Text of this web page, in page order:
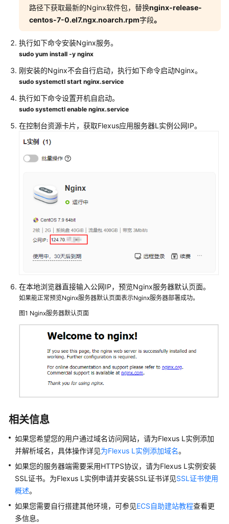
路径下获取最新的Nginx软件包，替换nginx-release-
centos-7-0.el7.ngx.noarch.rpm字段。
执行如下命令安装Nginx服务。
sudo yum install -y nginx
刚安装的Nginx不会自行启动，执行如下命令启动Nginx。
sudo systemctl start nginx.service
执行如下命令设置开机自启动。
sudo systemctl enable nginx.service
在控制台资源卡片，获取Flexus应用服务器L实例公网IP。
在本地浏览器直接输入公网IP，预览Nginx服务器默认页面。
如果能正常预览Nginx服务器默认页面表示Nginx服务器部署成功。
图1 Nginx服务器默认页面
相关信息
如果您希望您的用户通过域名访问网站，请为Flexus L实例添加
并解析域名，具体操作详见为Flexus L实例添加域名。
如果您的服务器端需要采用HTTPS协议，请为Flexus L实例安装
SSL证书。为Flexus L实例申请并安装SSL证书详见SSL证书使用
概述。
如果您需要自行搭建其他环境，可参见ECS自助建站教程查看更
多信息。